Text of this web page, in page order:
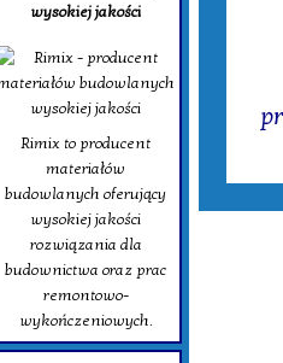
wysokiej jakości
Rimix to producent
materiałów
budowlanych oferujący
wysokiej jakości
rozwiązania dla
budownictwa oraz prac
remontowo-
wykończeniowych.